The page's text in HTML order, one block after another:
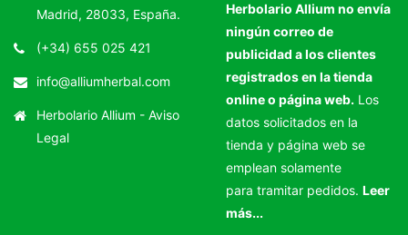
Madrid, 28033, España.
(+34) 655 025 421
info@alliumherbal.com
Herbolario Allium - Aviso
Legal
Herbolario Allium no envía
ningún correo de
publicidad a los clientes
registrados en la tienda
online o página web. Los
datos solicitados en la
tienda y página web se
emplean solamente
para tramitar pedidos. Leer
más...